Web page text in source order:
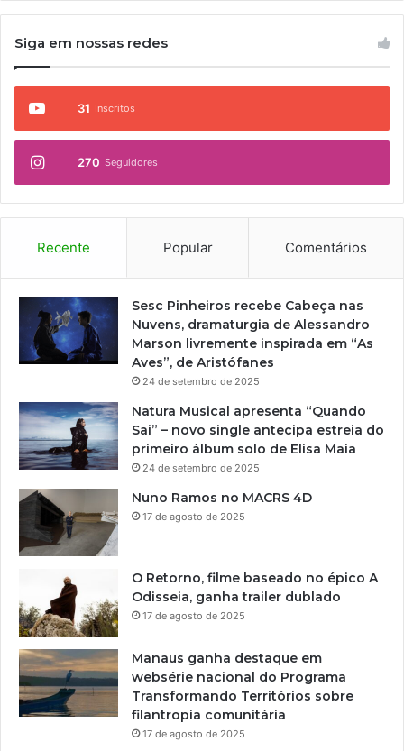
Siga em nossas redes
31 Inscritos
270 Seguidores
Recente Popular Comentários
Sesc Pinheiros recebe Cabeça nas
Nuvens, dramaturgia de Alessandro
Marson livremente inspirada em “As
Aves”, de Aristófanes
24 de setembro de 2025
Natura Musical apresenta “Quando
Sai” – novo single antecipa estreia do
primeiro álbum solo de Elisa Maia
24 de setembro de 2025
Nuno Ramos no MACRS 4D
17 de agosto de 2025
O Retorno, filme baseado no épico A
Odisseia, ganha trailer dublado
17 de agosto de 2025
Manaus ganha destaque em
websérie nacional do Programa
Transformando Territórios sobre
filantropia comunitária
17 de agosto de 2025